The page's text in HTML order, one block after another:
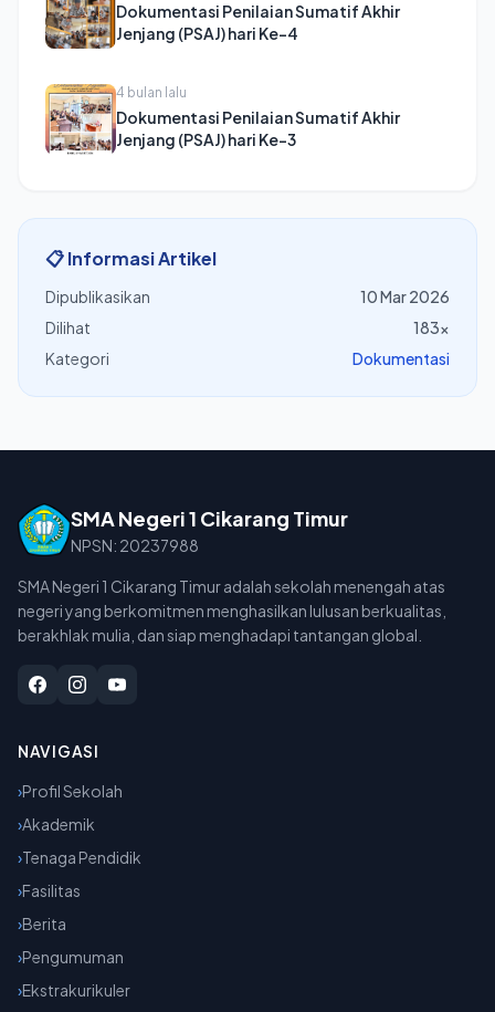
Dokumentasi Penilaian Sumatif Akhir
Jenjang (PSAJ) hari Ke-4
4 bulan lalu
Dokumentasi Penilaian Sumatif Akhir
Jenjang (PSAJ) hari Ke-3
📋 Informasi Artikel
Dipublikasikan
10 Mar 2026
Dilihat
183×
Kategori
Dokumentasi
SMA Negeri 1 Cikarang Timur
NPSN: 20237988
SMA Negeri 1 Cikarang Timur adalah sekolah menengah atas
negeri yang berkomitmen menghasilkan lulusan berkualitas,
berakhlak mulia, dan siap menghadapi tantangan global.
NAVIGASI
›Profil Sekolah
›Akademik
›Tenaga Pendidik
›Fasilitas
›Berita
›Pengumuman
›Ekstrakurikuler